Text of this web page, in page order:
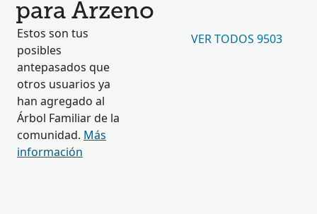
para Arzeno
Estos son tus
posibles
antepasados que
otros usuarios ya
han agregado al
Árbol Familiar de la
comunidad. Más
información
VER TODOS 9503